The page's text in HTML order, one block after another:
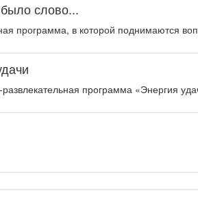
слово...
программа, в которой поднимаются
программа «Энергия
волне / Қылмыс пен жаза